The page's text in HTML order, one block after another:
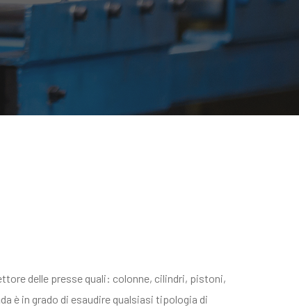
delle presse quali: colonne, cilindri, pistoni,
è in grado di esaudire qualsiasi tipologia di